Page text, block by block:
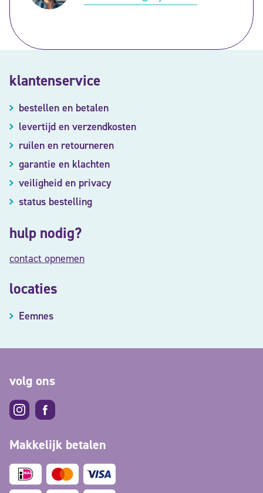
klantenservice
bestellen en betalen
levertijd en verzendkosten
ruilen en retourneren
garantie en klachten
veiligheid en privacy
status bestelling
hulp nodig?
contact opnemen
locaties
Eemnes
volg ons
Makkelijk betalen